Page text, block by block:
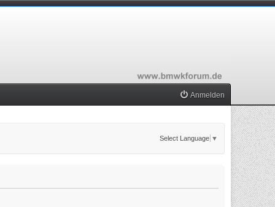
Anmelden
Select Language ▼